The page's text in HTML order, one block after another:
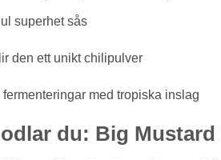
superhet sås
den ett unikt chilipulver
fermenteringar med tropiska inslag
du: Big Mustard